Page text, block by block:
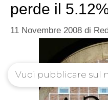
perde il
11 Novembre 2008 di
Vuoi pubblicare sul